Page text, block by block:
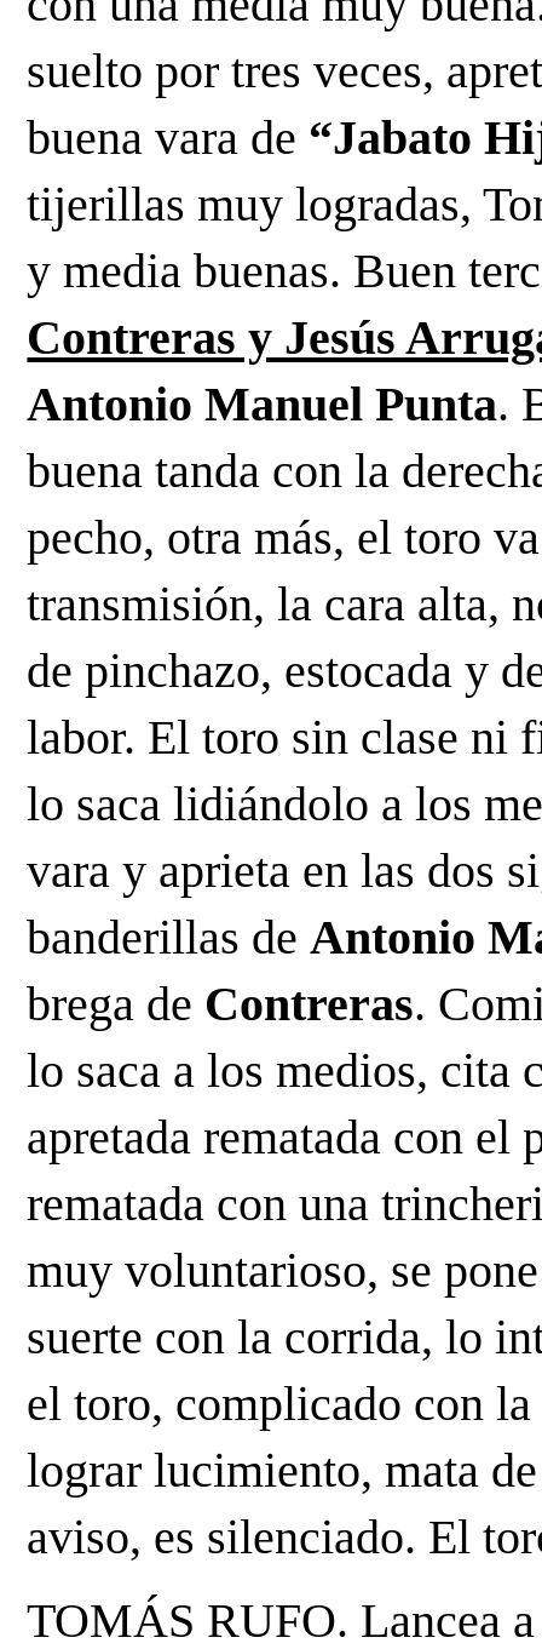
suelto por tres veces,
buena vara de “Jabato
tijerillas muy logradas,
y media buenas. Buen
Contreras y Jesús
Antonio Manuel Punta.
buena tanda con la
pecho, otra más, el toro
transmisión, la cara alta,
de pinchazo, estocada y
labor. El toro sin clase ni
lo saca lidiándolo a los
vara y aprieta en las dos
banderillas de Antonio
brega de Contreras.
lo saca a los medios, cita
apretada rematada con el
rematada con una
muy voluntarioso, se
suerte con la corrida, lo
el toro, complicado con
lograr lucimiento, mata
aviso, es silenciado. El
TOMÁS RUFO. Lancea